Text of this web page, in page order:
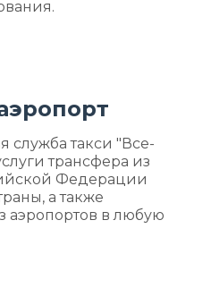
служба такси "Все-
трансфера из
Федерации
а также
аэропортов в любую